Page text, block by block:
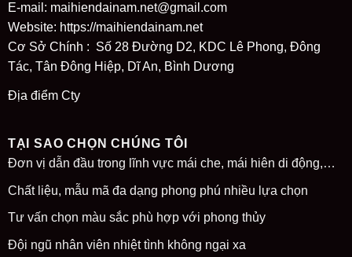
E-mail: maihiendainam.net@gmail.com
Website: https://maihiendainam.net
Cơ Sở Chính : Số 28 Đường D2, KDC Lê Phong, Đông
Tác, Tân Đông Hiệp, Dĩ An, Bình Dương
Địa điểm Cty
TẠI SAO CHỌN CHÚNG TÔI
Đơn vị dẫn đầu trong lĩnh vực mái che, mái hiên di động,…
Chất liệu, mẫu mã đa dạng phong phú nhiều lựa chọn
Tư vấn chọn màu sắc phù hợp với phong thủy
Đội ngũ nhân viên nhiệt tình không ngại xa